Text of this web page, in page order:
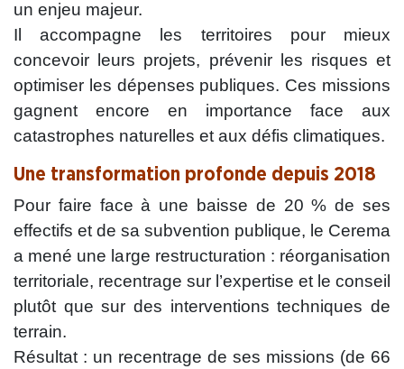
un enjeu majeur.
Il accompagne les territoires pour mieux
concevoir leurs projets, prévenir les risques et
optimiser les dépenses publiques. Ces missions
gagnent encore en importance face aux
catastrophes naturelles et aux défis climatiques.
Une transformation profonde depuis 2018
Pour faire face à une baisse de 20 % de ses
effectifs et de sa subvention publique, le Cerema
a mené une large restructuration : réorganisation
territoriale, recentrage sur l’expertise et le conseil
plutôt que sur des interventions techniques de
terrain.
Résultat : un recentrage de ses missions (de 66